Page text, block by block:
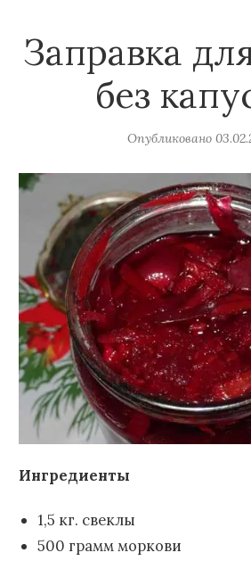
Заправка
без
Опубликовано
Ингредиенты
1,5 кг. свеклы
500 грамм моркови